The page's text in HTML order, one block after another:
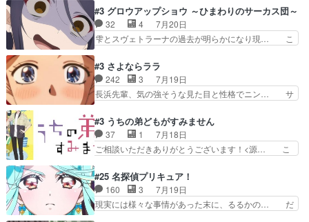
と、空野の億劫さがリアルだ… かけると小春、二
人が一緒に過ごす時間が描… ヒロインの目が不自
由だから音を大切にして…
が主人公の漫画がアニメになったらし… 壮絶だっ
た…30分で2時間の映画のように… すべての表現
がピタリと揃った傑作本当に素… たまに現れて謎
のアドバイスをしてくれるお… 可愛いキャラデザ
とが決まる。更に父から… 再び鬼夜叉を導く、素
性不明の彼の名前を知… 恵まれた身分に甘え、修
練を怠るキャラは苦…
#3 グロウアップショウ ～ひまわりのサーカス団～
32 4
7月20日
雫とスヴェトラーナの過去が明らかになり現… こ
県豊川市付近が舞台なのか～現地にも出… 前回に
引き続き、今回もおぱんつであります… キャラク
ターが可愛いのはもちろん、ストー… 皇ではなく
ひまわりを蔑ろにして皇に乗り換… 傷跡なんか、
外あまり見どころがない。1… いや～、めちゃく
ちゃおもしろいね。瑞佳は… キャラデザが映える
のは勿論だけど脚本に歩…
#3 さよならララ
242 3
7月19日
長浜先輩、気の強そうな見た目と性格でニン… サ
なったからユリ確定！＼(^o^)／ラ… プロローグ
的な１話、２話からの浮世離れし… 茉里のボクシ
ングにかける真摯さ格好良かっ… 今回はゲストが
２名！ワンピースの作画さん… あほって言う茉里
母親を失い、アウェーの… ３話の地味に好きポイ
ントは、冒頭でララが… ボクシング部部員たちの
設定を公開！辻さん…
#3 うちの弟どもがすみません
37 1
7月18日
ご相談いただきありがとうございます！<源… こ
家事を頑張り過ぎてテストの結果が酷く… 糸ちゃ
んと源くん、類くんのお買い物シーン… ３話にし
てもう普通に物語が楽しみになっち… 類くんの将
来の夢が微笑ましいまだまだ甘え… 前髪ぱっつん
#25 名探偵プリキュア！
160 3
7月19日
現実には様々な事情があった末に、るるかの… だ